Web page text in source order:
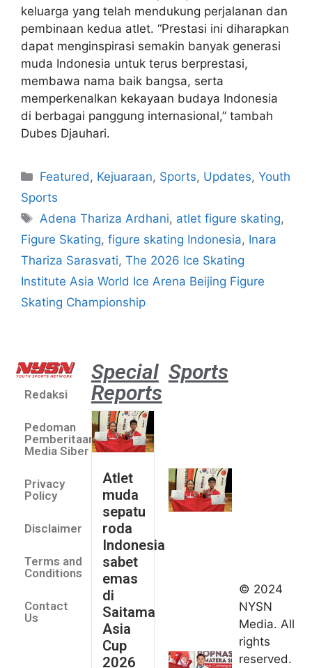
keluarga yang telah mendukung perjalanan dan
pembinaan kedua atlet. “Prestasi ini diharapkan
dapat menginspirasi semakin banyak generasi
muda Indonesia untuk terus berprestasi,
membawa nama baik bangsa, serta
memperkenalkan kekayaan budaya Indonesia
di berbagai panggung internasional,” tambah
Dubes Djauhari.
Featured , Kejuaraan, Sports, Updates,Youth
Sports
Adena Thariza Ardhani, atlet figure skating,
Figure Skating, figure skating Indonesia, Inara
Thariza Sarasvati, The 2026 Ice Skating
Institute Asia World Ice Arena Beijing Figure
Skating Championship
Redaksi
Pedoman
Pemberitaan
Media Siber
Privacy
Policy
Disclaimer
Terms and
Conditions
Contact
Us
Special
Reports
Atlet
muda
sepatu
roda
Indonesia
sabet
emas
di
Saitama
Asia
Cup
2026
Sports
2026
Indonesia
kirim tiga
lifter
muda ke
© 2024
NYSN
Media. All
rights
reserved.